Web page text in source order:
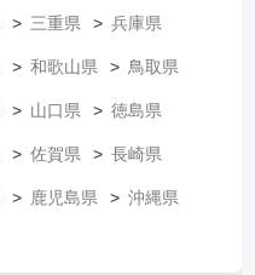
三重県 兵庫県
和歌山県 鳥取県
山口県 徳島県
佐賀県 長崎県
鹿児島県 沖縄県